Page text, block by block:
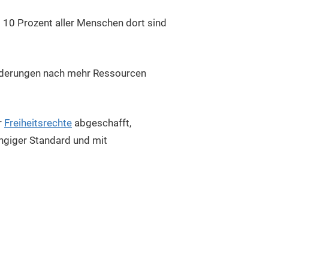
10 Prozent aller Menschen dort sind
nach mehr Ressourcen
Freiheitsrechte abgeschafft,
Standard und mit